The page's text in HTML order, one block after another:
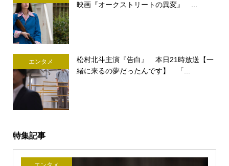
映画『オークストリートの異変』 ...
エンタメ
松村北斗主演『告白』 本日21時放送【一
緒に来るの夢だったんです】 「...
特集記事